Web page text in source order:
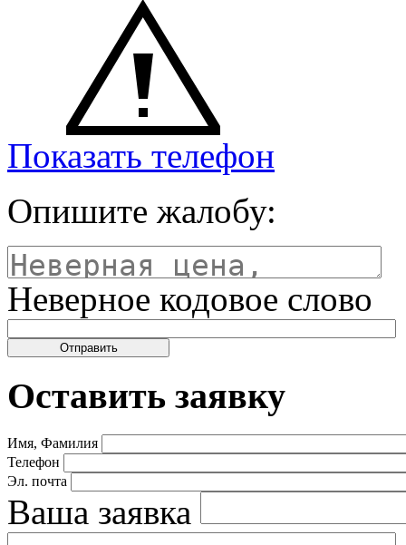
Показать телефон
Опишите жалобу:
Неверное кодовое слово
Оставить заявку
Имя, Фамилия
Телефон
Эл. почта
Ваша заявка